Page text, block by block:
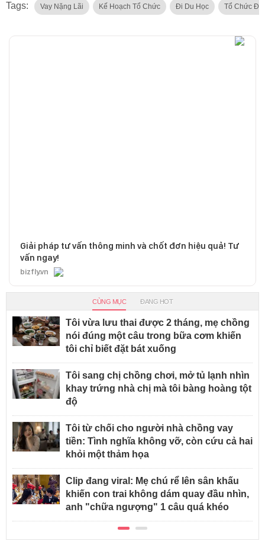
Tags: Vay Nặng Lãi Kế Hoạch Tổ Chức Đi Du Học Tổ Chức
Giải pháp tư vấn thông minh và chốt đơn hiệu quả! Tư
vấn ngay!
bizfly.vn
CÙNG MỤC ĐANG HOT
Tôi vừa lưu thai được 2 tháng, mẹ chồng
nói đúng một câu trong bữa cơm khiến
tôi chỉ biết đặt bát xuống
Tôi sang chị chồng chơi, mở tủ lạnh nhìn
khay trứng nhà chị mà tôi bàng hoàng tột
độ
Tôi từ chối cho người nhà chồng vay
tiền: Tình nghĩa không vỡ, còn cứu cả hai
khỏi một thảm họa
Clip đang viral: Mẹ chú rể lên sân khấu
khiến con trai không dám quay đầu nhìn,
anh "chữa ngượng" 1 câu quá khéo